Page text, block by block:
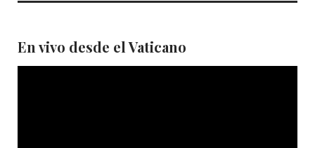
En vivo desde el Vaticano